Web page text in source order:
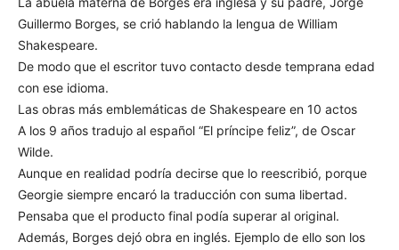
Guillermo Borges, se crió hablando la lengua de William
Shakespeare.
De modo que el escritor tuvo contacto desde temprana edad
con ese idioma.
Las obras más emblemáticas de Shakespeare en 10 actos
A los 9 años tradujo al español “El príncipe feliz”, de Oscar
Wilde.
Aunque en realidad podría decirse que lo reescribió, porque
Georgie siempre encaró la traducción con suma libertad.
Pensaba que el producto final podía superar al original.
Además, Borges dejó obra en inglés. Ejemplo de ello son los